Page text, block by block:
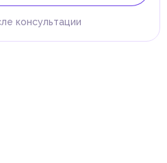
консультации